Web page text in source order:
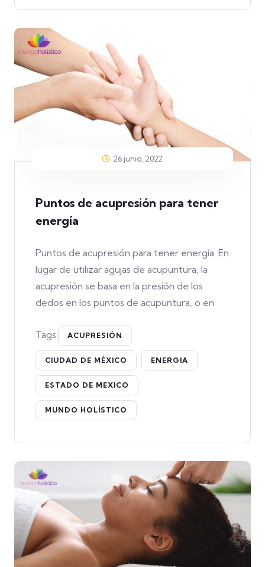
26 junio, 2022
Puntos de acupresión para tener
energía
Puntos de acupresión para tener energía. En
lugar de utilizar agujas de acupuntura, la
acupresión se basa en la presión de los
dedos en los puntos de acupuntura, o en
Tags: ACUPRESIÓN
CIUDAD DE MÉXICO ENERGIA
ESTADO DE MEXICO
MUNDO HOLÍSTICO